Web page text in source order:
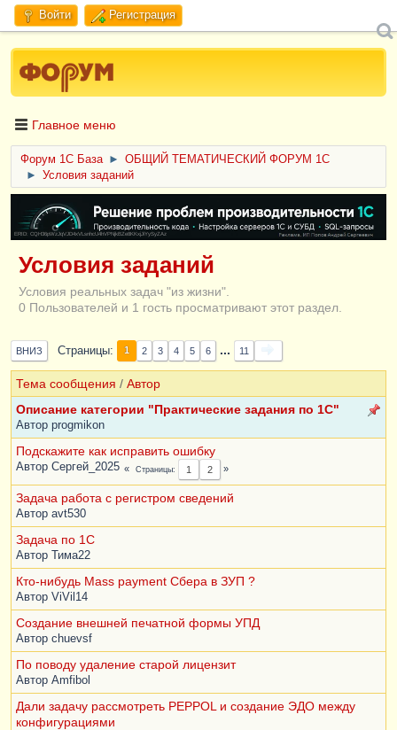
Войти Регистрация
Главное меню
Форум 1C База ►
ОБЩИЙ ТЕМАТИЧЕСКИЙ ФОРУМ 1С
►
Условия заданий
ERID: CQH36pWzJqVJD4xVLsnhcU4hVPNjkBZe8KKxjJiYySyZAz
Условия заданий
Условия реальных задач "из жизни".
0 Пользователей и 1 гость просматривают этот раздел.
ВНИЗ Страницы 1 2 3 4 5 6 ... 11
Тема сообщения / Автор
Описание категории "Практические задания по 1С"
Автор progmikon
Подскажите как исправить ошибку
Автор Сергей_2025 Страницы 1 2
Задача работа с регистром сведений
Автор avt530
Задача по 1С
Автор Тима22
Кто-нибудь Mass payment Сбера в ЗУП ?
Автор ViVil14
Создание внешней печатной формы УПД
Автор chuevsf
По поводу удаление старой лицензит
Автор Amfibol
Дали задачу рассмотреть PEPPOL и создание ЭДО между
конфигурациями